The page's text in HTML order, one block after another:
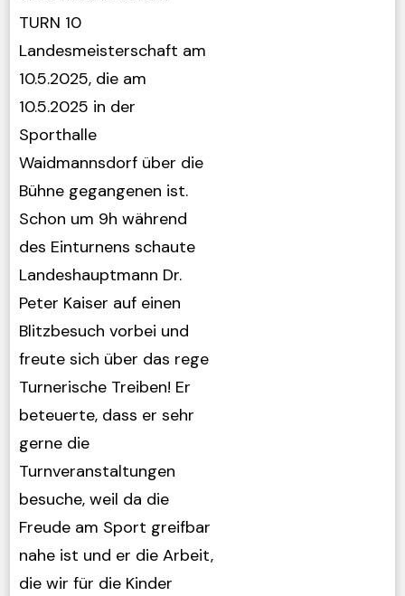
TURN 10
Landesmeisterschaft am
10.5.2025, die am
10.5.2025 in der
Sporthalle
Waidmannsdorf über die
Bühne gegangenen ist.
Schon um 9h während
des Einturnens schaute
Landeshauptmann Dr.
Peter Kaiser auf einen
Blitzbesuch vorbei und
freute sich über das rege
Turnerische Treiben! Er
beteuerte, dass er sehr
gerne die
Turnveranstaltungen
besuche, weil da die
Freude am Sport greifbar
nahe ist und er die Arbeit,
die wir für die Kinder